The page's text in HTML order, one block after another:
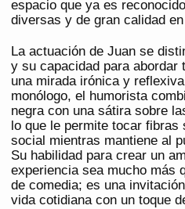
espacio que ya es
diversas y de gran calidad
La actuación de Juan se
y su capacidad para abordar
una mirada irónica y
monólogo, el humorista
negra con una sátira sobre
lo que le permite tocar fibras
social mientras mantiene al
Su habilidad para crear un
experiencia sea mucho más
de comedia; es una
vida cotidiana con un toque